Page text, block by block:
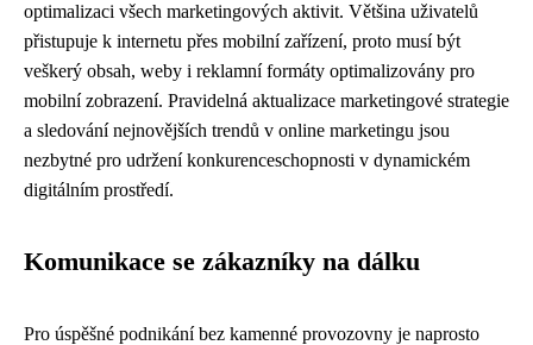
optimalizaci všech marketingových aktivit. Většina uživatelů
přistupuje k internetu přes mobilní zařízení, proto musí být
veškerý obsah, weby i reklamní formáty optimalizovány pro
mobilní zobrazení. Pravidelná aktualizace marketingové strategie
a sledování nejnovějších trendů v online marketingu jsou
nezbytné pro udržení konkurenceschopnosti v dynamickém
digitálním prostředí.
Komunikace se zákazníky na dálku
Pro úspěšné podnikání bez kamenné provozovny je naprosto